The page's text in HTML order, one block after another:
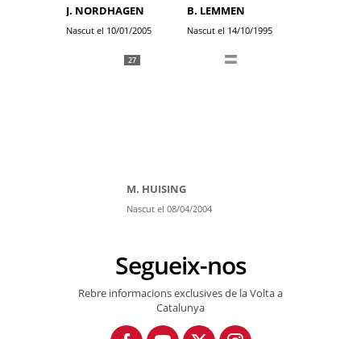
J. NORDHAGEN
Nascut el 10/01/2005
B. LEMMEN
Nascut el 14/10/1995
27
M. HUISING
Nascut el 08/04/2004
Segueix-nos
Rebre informacions exclusives de la Volta a
Catalunya